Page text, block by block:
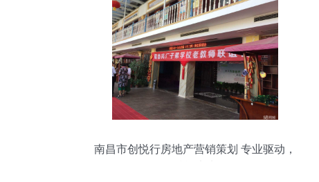
南昌市创悦行房地产营销策划 专业驱动，